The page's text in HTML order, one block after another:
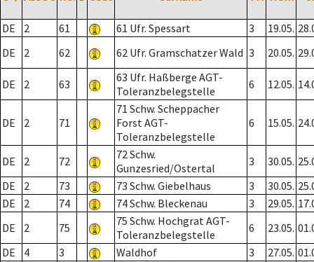
DE 2 61 61 Ufr. Spessart 3 19.05.
DE
2 62 62 Ufr. Gramschatzer Wald 3 20.05.
DE 2 63
63 Ufr. Haßberge AGT-
Toleranzbelegstelle
6 12.05.
DE 2 71
71 Schw. Scheppacher
Forst AGT-
Toleranzbelegstelle
6 15.05.
DE 2 72
72 Schw.
Gunzesried/Ostertal
3 30.05.
DE
2 73 73 Schw. Giebelhaus 3 30.05.
DE
2 74 74 Schw. Bleckenau 3 29.05.
DE
2 75
75 Schw. Hochgrat AGT-
Toleranzbelegstelle
6 23.05.
DE
4 3 Waldhof 3 27.05.